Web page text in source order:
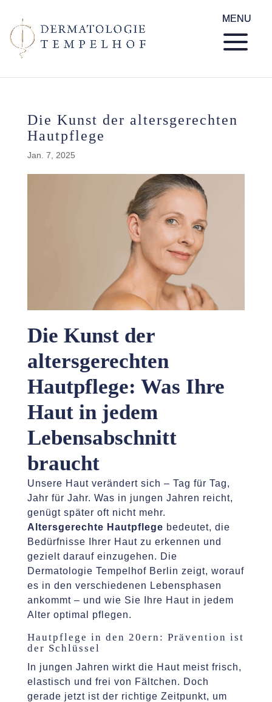
Die Kunst der altersgerechten
Hautpflege
Jan. 7, 2025
Die Kunst der
altersgerechten
Hautpflege: Was Ihre
Haut in jedem
Lebensabschnitt
braucht
Unsere Haut verändert sich – Tag für Tag,
Jahr für Jahr. Was in jungen Jahren reicht,
genügt später oft nicht mehr.
Altersgerechte Hautpflege bedeutet, die
Bedürfnisse Ihrer Haut zu erkennen und
gezielt darauf einzugehen. Die
Dermatologie Tempelhof Berlin zeigt, worauf
es in den verschiedenen Lebensphasen
ankommt – und wie Sie Ihre Haut in jedem
Alter optimal pflegen.
Hautpflege in den 20ern: Prävention ist
der Schlüssel
In jungen Jahren wirkt die Haut meist frisch,
elastisch und frei von Fältchen. Doch
gerade jetzt ist der richtige Zeitpunkt, um